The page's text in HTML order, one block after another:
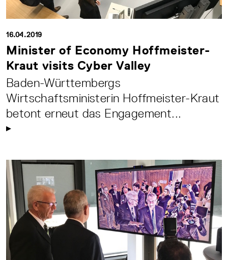
16.04.2019
Minister of Economy Hoffmeister-
Kraut visits Cyber Valley
Baden-Württembergs
Wirtschaftsministerin Hoffmeister-Kraut
betont erneut das Engagement...